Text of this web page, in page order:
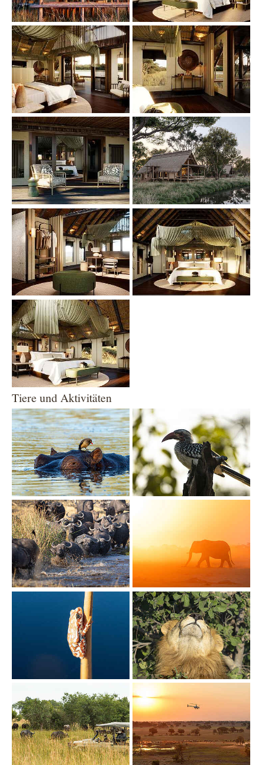
Show larger version Show larger version
Show larger version Show larger version
Show larger version Show larger version
Show larger version
Tiere und Aktivitäten
Show larger version Show larger version
Show larger version
Show larger version Show larger version
Show larger version